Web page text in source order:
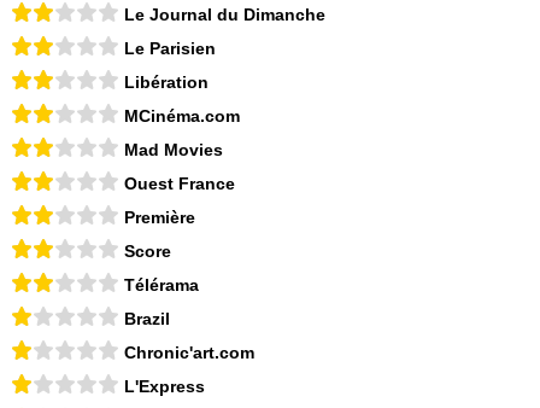
Le Journal du Dimanche
Le Parisien
Libération
MCinéma.com
Mad Movies
Ouest France
Première
Score
Télérama
Brazil
Chronic'art.com
L'Express